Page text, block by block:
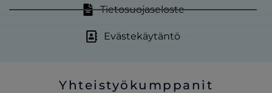
Tietosuojaseloste
Evästekäytäntö
Yhteistyökumppanit